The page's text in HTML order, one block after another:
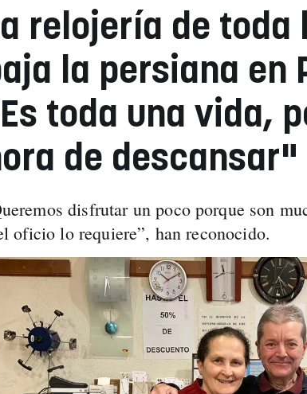
relojería de toda
la persiana en
toda una vida,
de descansar"
disfrutar un poco porque son
oficio lo requiere”, han reconocido.